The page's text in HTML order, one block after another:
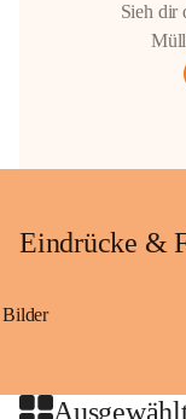
Sieh dir
Eindrücke &
Bilder